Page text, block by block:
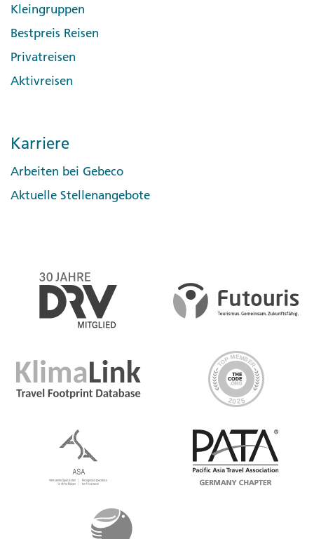
Kleingruppen
Bestpreis Reisen
Privatreisen
Aktivreisen
Karriere
Arbeiten bei Gebeco
Aktuelle Stellenangebote